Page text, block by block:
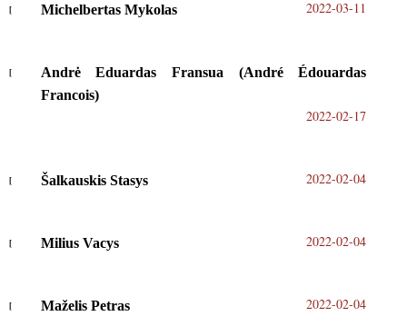
Michelbertas Mykolas 2022-03-11
Andrė Eduardas Fransua (André Édouardas
Francois)
2022-02-17
Šalkauskis Stasys 2022-02-04
Milius Vacys 2022-02-04
Maželis Petras 2022-02-04